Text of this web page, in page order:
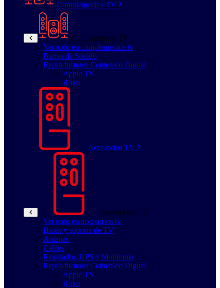
Complementos TV
Complementos TV
Ver todo en complementos tv
Barras de Sonido
Reproductores Contenido Digital
Apple TV
Roku
Accesorios TV
Accesorios TV
Ver todo en accesorios tv
Bases y soporte de TV
Antenas
Cables
Regulador, UPS y Multitoma
Reproductores Contenido Digital
Apple TV
Roku